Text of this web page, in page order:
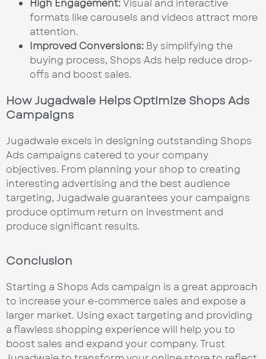
High Engagement:Visual and interactive
formats like carousels and videos attract more
attention.
Improved Conversions: By simplifying the
buying process, Shops Ads help reduce drop-
offs and boost sales.
How Jugadwale Helps Optimize Shops Ads
Campaigns
Jugadwale excels in designing outstanding Shops
Ads campaigns catered to your company
objectives. From planning your shop to creating
interesting advertising and the best audience
targeting, Jugadwale guarantees your campaigns
produce optimum return on investment and
produce significant results.
Conclusion
Starting a Shops Ads campaign is a great approach
to increase your e-commerce sales and expose a
larger market. Using exact targeting and providing
a flawless shopping experience will help you to
boost sales and expand your company. Trust